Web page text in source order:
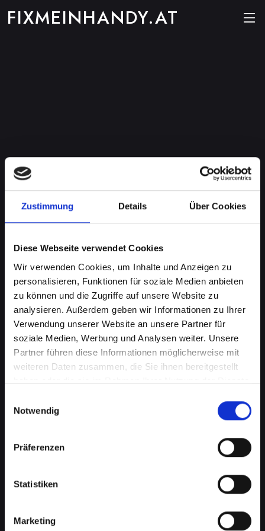
Zustimmung Details Über Cookies
Diese Webseite verwendet Cookies
Wir verwenden Cookies, um Inhalte und Anzeigen zu
personalisieren, Funktionen für soziale Medien anbieten
zu können und die Zugriffe auf unsere Website zu
analysieren. Außerdem geben wir Informationen zu Ihrer
Verwendung unserer Website an unsere Partner für
soziale Medien, Werbung und Analysen weiter. Unsere
Partner führen diese Informationen möglicherweise mit
weiteren Daten zusammen, die Sie ihnen bereitgestellt
haben oder die sie im Rahmen Ihrer Nutzung der Dienste
Notwendig
Präferenzen
Statistiken
Marketing
FIXMEINHANDY.AT
Displayprobleme bei Ihrem
IPHONE-12 in Bad-
tatzmannsdorf schnell beheben
Ein beschädigtes oder defektes Display bei
Ihrem IPHONE-12 kann mehr als nur ein
optisches Ärgernis sein. Es beeinträchtigt die
Benutzerfreundlichkeit, verringert die
Lesbarkeit und kann sogar die Touch-
Funktionalität einschränken. Von Rissen bis zu